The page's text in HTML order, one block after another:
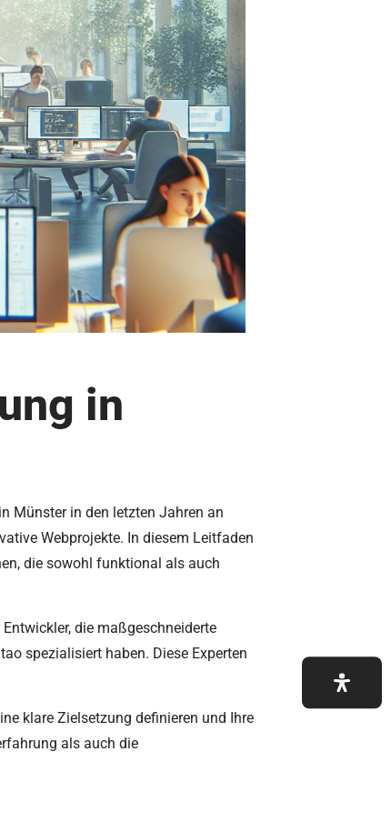
in
Münster in den letzten Jahren an
Webprojekte. In diesem Leitfaden
die sowohl funktional als auch
die maßgeschneiderte
spezialisiert haben. Diese Experten
klare Zielsetzung definieren und Ihre
als auch die